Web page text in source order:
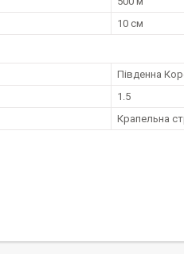
10 см
Південна
1.5
Крапельна